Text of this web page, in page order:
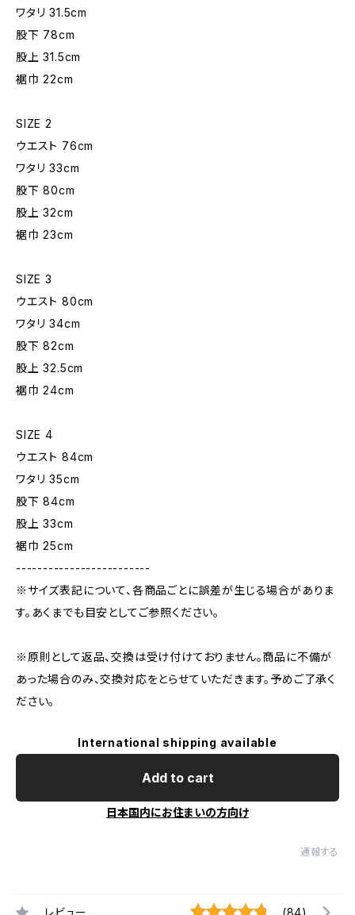
ワタリ 31.5cm
股下 78cm
股上 31.5cm
裾巾 22cm
SIZE 2
ウエスト 76cm
ワタリ 33cm
股下 80cm
股上 32cm
裾巾 23cm
SIZE 3
ウエスト 80cm
ワタリ 34cm
股下 82cm
股上 32.5cm
裾巾 24cm
SIZE 4
ウエスト 84cm
ワタリ 35cm
股下 84cm
股上 33cm
裾巾 25cm
-------------------------
※サイズ表記について、各商品ごとに誤差が生じる場合がありま
す。あくまでも目安としてご参照ください。
※原則として返品、交換は受け付けておりません。商品に不備が
あった場合のみ、交換対応をとらせていただきます。予めご了承く
ださい。
International shipping available
Add to cart
日本国内にお住まいの方向け
通報する
レビュー (84)